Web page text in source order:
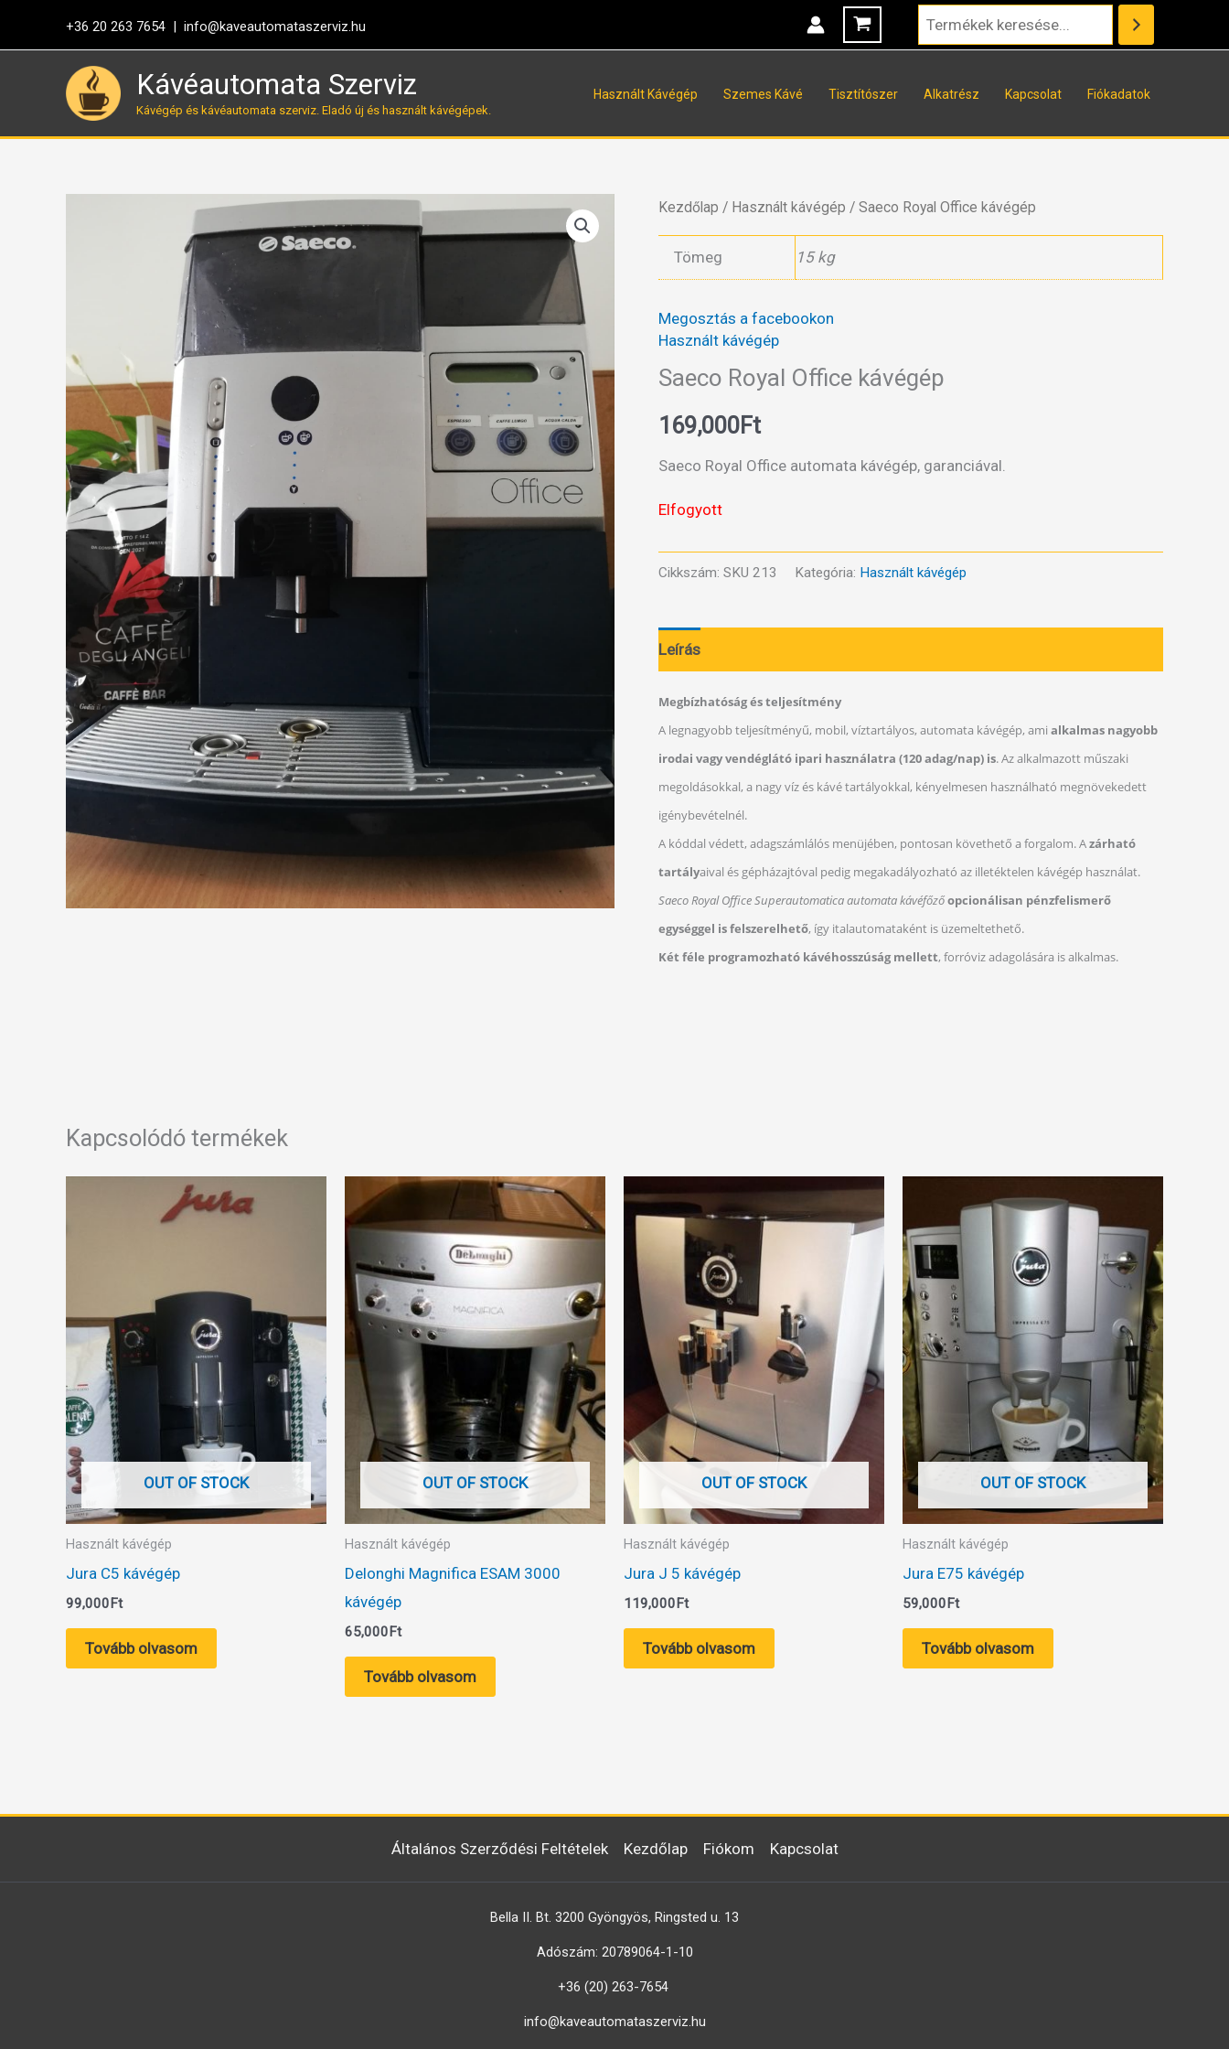
+36 20 263 7654 | info@kaveautomataszerviz.hu
Kávéautomata Szerviz
Kávégép és kávéautomata szerviz. Eladó új és használt kávégépek.
Használt Kávégép Szemes Kávé Tisztítószer Alkatrész Kapcsolat Fiókadatok
Kezdőlap / Használt kávégép / Saeco Royal Office kávégép
Tömeg 15 kg
Megosztás a facebookon
Használt kávégép
Saeco Royal Office kávégép
169,000Ft
Saeco Royal Office automata kávégép, garanciával.
Elfogyott
Cikkszám: SKU 213 Kategória: Használt kávégép
Leírás
Megbízhatóság és teljesítmény
A legnagyobb teljesítményű, mobil, víztartályos, automata kávégép, ami alkalmas nagyobb
irodai vagy vendéglátó ipari használatra (120 adag/nap) is. Az alkalmazott műszaki
megoldásokkal, a nagy víz és kávé tartályokkal, kényelmesen használható megnövekedett
igénybevételnél.
A kóddal védett, adagszámlálós menüjében, pontosan követhető a forgalom. Azárható
tartályaival és gépházajtóval pedig megakadályozható az illetéktelen kávégép használat.
Saeco Royal Office Superautomatica automata kávéfőzőopcionálisan pénzfelismerő
egységgel is felszerelhető, így italautomataként is üzemeltethető.
Két féle programozható kávéhosszúság mellett, forróviz adagolására is alkalmas.
Kapcsolódó termékek
OUT OF STOCK
Használt kávégép
Jura C5 kávégép
99,000 Ft
Tovább olvasom
OUT OF STOCK
Használt kávégép
Delonghi Magnifica ESAM 3000
kávégép
65,000 Ft
Tovább olvasom
OUT OF STOCK
Használt kávégép
Jura J 5 kávégép
119,000 Ft
Tovább olvasom
OUT OF STOCK
Használt kávégép
Jura E75 kávégép
59,000 Ft
Tovább olvasom
Általános Szerződési Feltételek Kezdőlap Fiókom Kapcsolat
Bella II. Bt. 3200 Gyöngyös, Ringsted u. 13
Adószám: 20789064-1-10
+36 (20) 263-7654
info@kaveautomataszerviz.hu